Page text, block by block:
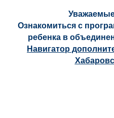
Ознакомиться с
ребенка в
Навигатор